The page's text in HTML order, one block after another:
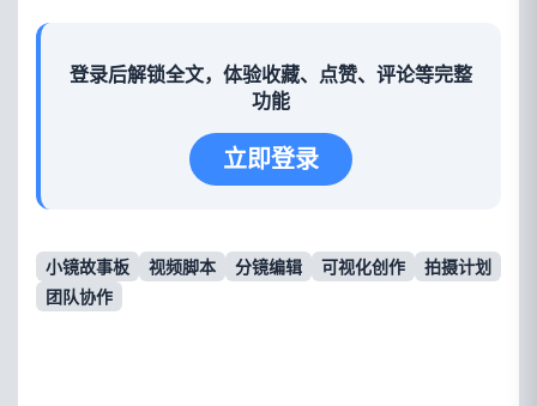
登录后解锁全文，体验收藏、点赞、评论等完整
功能
立即登录
小镜故事板 视频脚本 分镜编辑 可视化创作
拍摄计划
团队协作